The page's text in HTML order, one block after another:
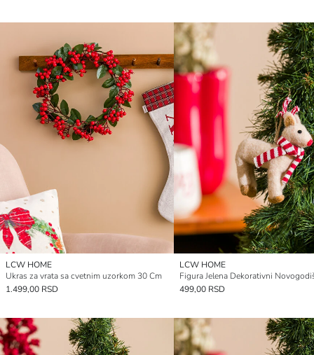
LCW HOME
Ukras za vrata sa cvetnim uzorkom 30 Cm
1.499,00 RSD
LCW HOME
499,00 RSD